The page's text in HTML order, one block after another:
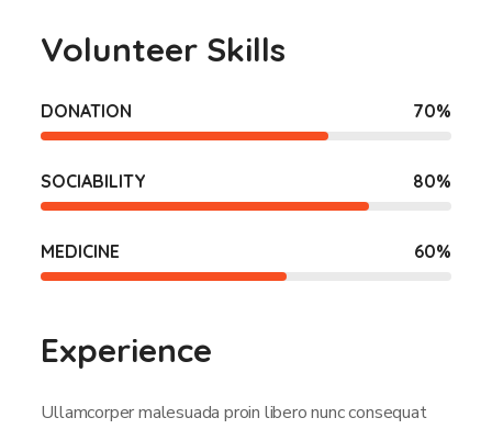
Volunteer Skills
DONATION 70%
SOCIABILITY 80%
MEDICINE 60%
Experience
Ullamcorper malesuada proin libero nunc consequat